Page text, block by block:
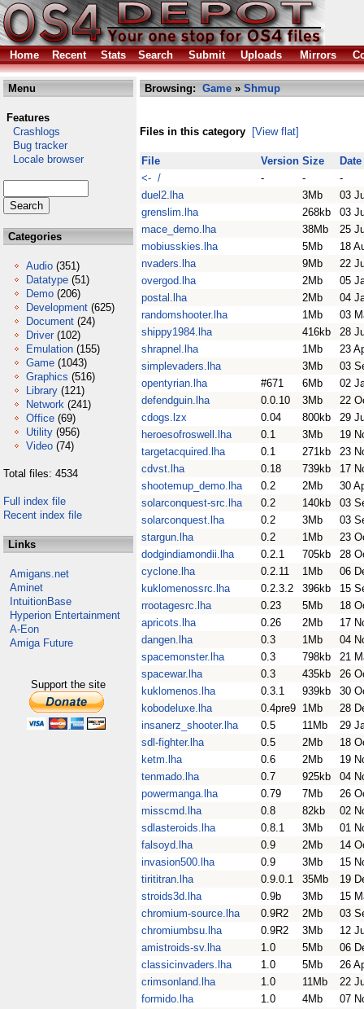
Home Recent Stats Search Submit Uploads Mirrors
Menu
Features
Crashlogs
Bug tracker
Locale browser
Categories
Audio (351)
Datatype (51)
Demo (206)
Development (625)
Document (24)
Driver (102)
Emulation (155)
Game (1043)
Graphics (516)
Library (121)
Network (241)
Office (69)
Utility (956)
Video (74)
Total files: 4534
Full index file
Recent index file
Links
Amigans.net
Aminet
IntuitionBase
Hyperion Entertainment
A-Eon
Amiga Future
Support the site
Browsing: Game » Shmup
Files in this category [View flat]
File Version Size
Date
<- /
- -
-
duel2.lha
3Mb
03
grenslim.lha
268kb
03
mace_demo.lha
38Mb
25
mobiusskies.lha
5Mb
18
nvaders.lha
9Mb
22
overgod.lha
2Mb
05
postal.lha
2Mb
04
randomshooter.lha
1Mb
03
shippy1984.lha
416kb
28
shrapnel.lha
1Mb
23
simplevaders.lha
3Mb
03
opentyrian.lha
#671 6Mb
02
defendguin.lha
0.0.10 3Mb
22
cdogs.lzx
0.04 800kb
29
heroesofroswell.lha
0.1 3Mb
19
targetacquired.lha
0.1 271kb
23
cdvst.lha
0.18 739kb
17
shootemup_demo.lha
0.2 2Mb
30
solarconquest-src.lha
0.2 140kb
03
solarconquest.lha
0.2 3Mb
03
stargun.lha
0.2 1Mb
23
dodgindiamondii.lha
0.2.1 705kb
28
cyclone.lha
0.2.11 1Mb
06
kuklomenossrc.lha
0.2.3.2 396kb
15
rrootagesrc.lha
0.23 5Mb
18
apricots.lha
0.26 2Mb
17
dangen.lha
0.3 1Mb
04
spacemonster.lha
0.3 798kb
21
spacewar.lha
0.3 435kb
26
kuklomenos.lha
0.3.1 939kb
30
kobodeluxe.lha
0.4pre9 1Mb
28
insanerz_shooter.lha
0.5 11Mb
29
sdl-fighter.lha
0.5 2Mb
18
ketm.lha
0.6 2Mb
19
tenmado.lha
0.7 925kb
04
powermanga.lha
0.79 7Mb
26
misscmd.lha
0.8 82kb
02
sdlasteroids.lha
0.8.1 3Mb
01
falsoyd.lha
0.9 2Mb
14
invasion500.lha
0.9 3Mb
15
tirititran.lha
0.9.0.1 35Mb
19
stroids3d.lha
0.9b 3Mb
15
chromium-source.lha
0.9R2 2Mb
03
chromiumbsu.lha
0.9R2 3Mb
12
amistroids-sv.lha
1.0 5Mb
06
classicinvaders.lha
1.0 5Mb
26
crimsonland.lha
1.0 11Mb
22
formido.lha
1.0 4Mb
07